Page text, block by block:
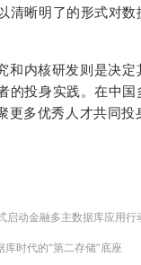
晰明了的形式对
内核研发则是决
投身实践。在中
多优秀人才共同
启动金融多主数据库应用行
时代的“第二存储”底座